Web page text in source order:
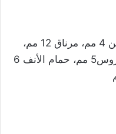
بومهل 10 مم، فوشانة 5 مم، مقرين 4 مم، مرناق 12 مم،
رادس 5 مم، الخليدية 8 مم، بن عروس5 مم، حمام الأنف 6